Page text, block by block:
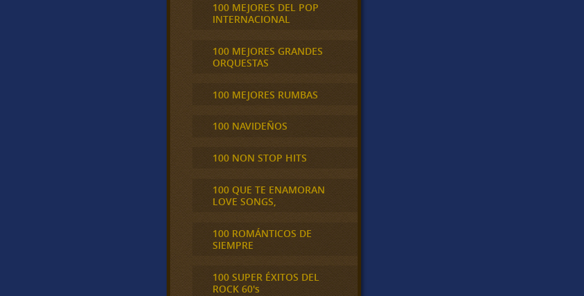
100 MEJORES DEL POP
INTERNACIONAL
100 MEJORES GRANDES
ORQUESTAS
100 MEJORES RUMBAS
100 NAVIDEÑOS
100 NON STOP HITS
100 QUE TE ENAMORAN
LOVE SONGS,
100 ROMÁNTICOS DE
SIEMPRE
100 SUPER ÉXITOS DEL
ROCK 60's